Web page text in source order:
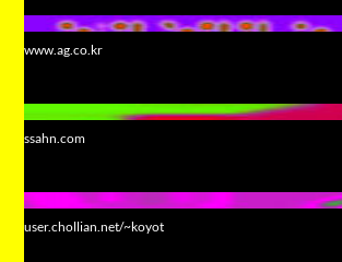
www.ag.co.kr
ssahn.com
user.chollian.net/~koyot